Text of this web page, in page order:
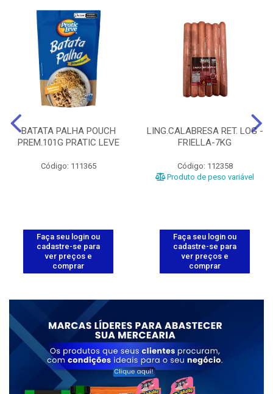
BATATA PALHA POUCH
PREM.101G PRATIC LEVE
Código: 111365
Faça seu login ou
cadastre-se para
ver preços e
comprar
LING.CALABRESA RET. LOG -
FRIELLA-7KG
Código: 112358
Produto de peso variável
Faça seu login ou
cadastre-se para
ver preços e
comprar